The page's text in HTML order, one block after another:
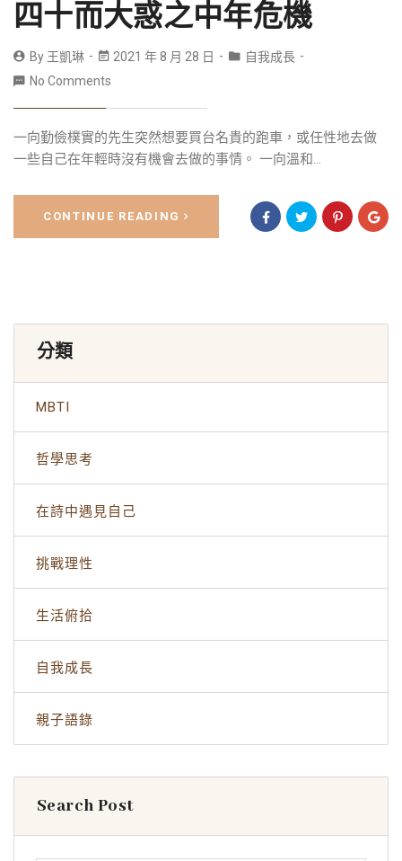
四十而大惑之中年危機
By 王凱琳 2021 年 8 月 28 日
自我成長
No Comments
一向勤儉樸實的先生突然想要買台名貴的跑車，或任性地去做
一些自己在年輕時沒有機會去做的事情。 一向溫和...
CONTINUE READING
分類
MBTI
哲學思考
在詩中遇見自己
挑戰理性
生活俯拾
自我成長
親子語錄
Search Post